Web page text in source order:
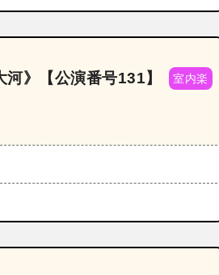
》【公演番号131】 室内楽